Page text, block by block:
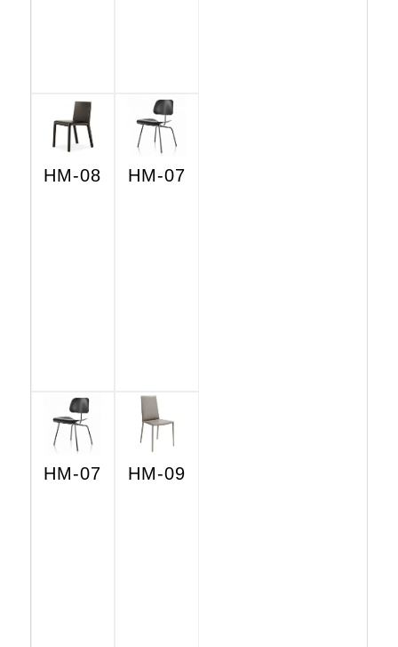
HM-08 HM-07
HM-07 HM-09